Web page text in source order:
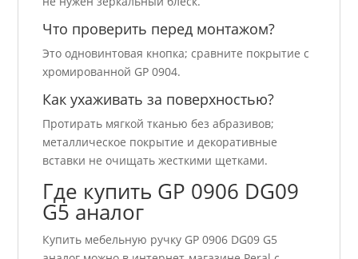
Что проверить перед монтажом?
Это одновинтовая кнопка; сравните покрытие с
хромированной GP 0904.
Как ухаживать за поверхностью?
Протирать мягкой тканью без абразивов;
металлическое покрытие и декоративные
вставки не очищать жесткими щетками.
Где купить GP 0906 DG09
G5 аналог
Купить мебельную ручку GP 0906 DG09 G5